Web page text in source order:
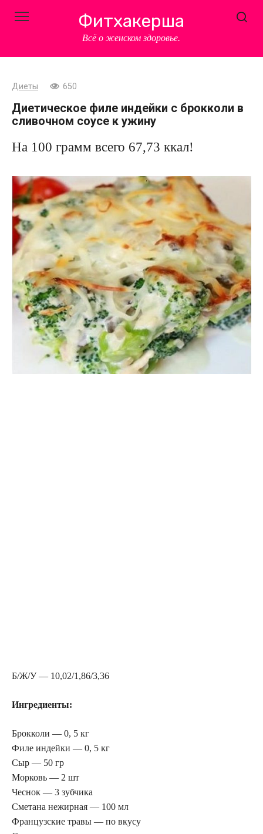
Фитхакерша
Всё о женском здоровье.
Диеты 650
Диетическое филе индейки с брокколи в
сливочном соусе к ужину
На 100 грамм всего 67,73 ккал!
Б/Ж/У — 10,02/1,86/3,36
Ингредиенты:
Брокколи — 0, 5 кг
Филе индейки — 0, 5 кг
Сыр — 50 гр
Морковь — 2 шт
Чеснок — 3 зубчика
Сметана нежирная — 100 мл
Французские травы — по вкусу